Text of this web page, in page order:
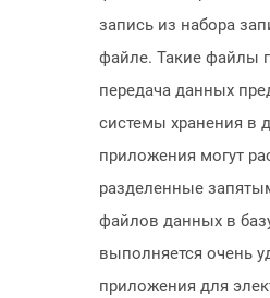
запись из набора
файле. Такие файлы
передача данных
системы хранения в
приложения могут
разделенные
файлов данных в
выполняется очень
приложения для